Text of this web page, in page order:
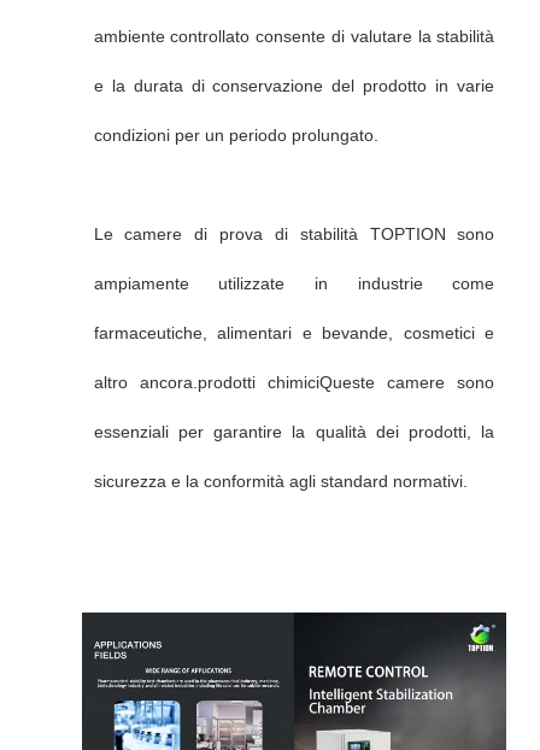
ambiente controllato consente di valutare la stabilità
e la durata di conservazione del prodotto in varie
condizioni per un periodo prolungato.
Le camere di prova di stabilità TOPTION sono
ampiamente utilizzate in industrie come
farmaceutiche, alimentari e bevande, cosmetici e
altro ancora.prodotti chimiciQueste camere sono
essenziali per garantire la qualità dei prodotti, la
sicurezza e la conformità agli standard normativi.